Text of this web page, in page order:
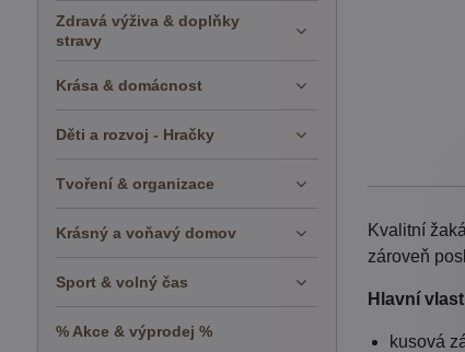
Kvalitní
zároveň
Hlavní
kusová
Zdravá výživa & doplňky
stravy
Krása & domácnost
Děti a rozvoj - Hračky
Tvoření & organizace
Krásný a voňavý domov
Sport & volný čas
% Akce & výprodej %